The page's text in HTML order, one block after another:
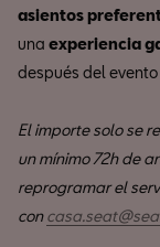
asientos
una experiencia
después del
El importe solo se
un mínimo 72h de
reprogramar el
con